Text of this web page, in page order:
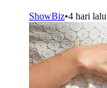
ShowBiz•4 hari lalu